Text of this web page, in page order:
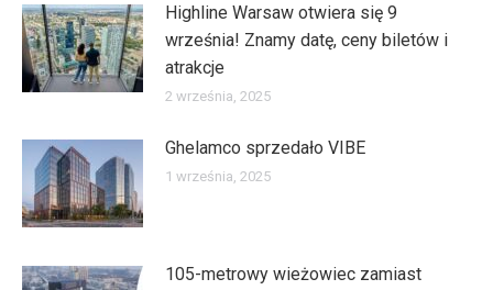
Highline Warsaw otwiera się 9
września! Znamy datę, ceny biletów i
atrakcje
2 września, 2025
Ghelamco sprzedało VIBE
1 września, 2025
105-metrowy wieżowiec zamiast